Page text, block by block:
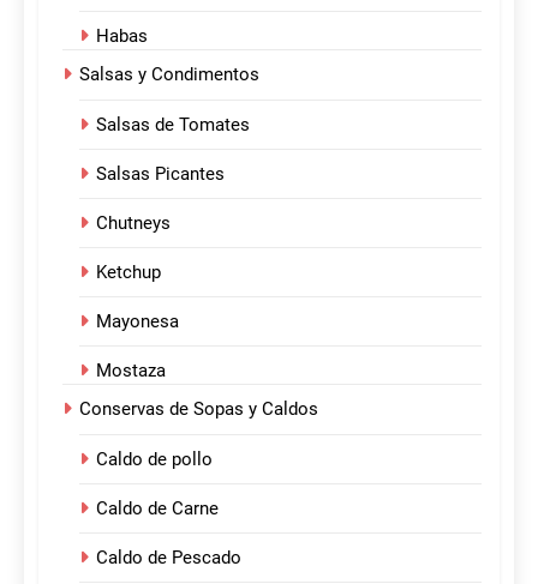
Habas
Salsas y Condimentos
Salsas de Tomates
Salsas Picantes
Chutneys
Ketchup
Mayonesa
Mostaza
Conservas de Sopas y Caldos
Caldo de pollo
Caldo de Carne
Caldo de Pescado